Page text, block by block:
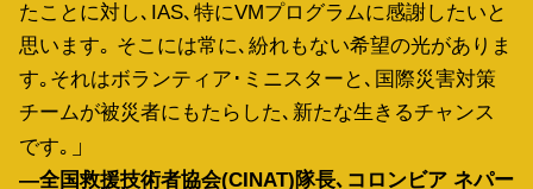
たことに対し､IAS､特にVMプログラムに感謝したいと
思います｡ そこには常に､紛れもない希望の光がありま
す｡それはボランティア･ミニスターと､国際災害対策
チームが被災者にもたらした､新たな生きるチャンス
です｡
―全国救援技術者協会(CINAT)隊長､コロンビア ネパー